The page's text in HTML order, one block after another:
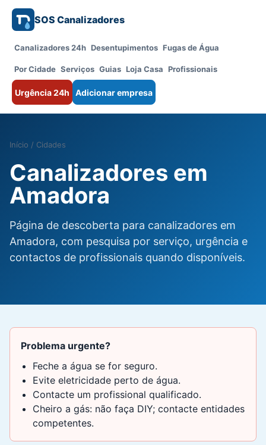
SOS Canalizadores
Canalizadores 24h Desentupimentos Fugas de Água
Por Cidade Serviços Guias Loja Casa Profissionais
Urgência 24h Adicionar empresa
Início / Cidades
Canalizadores em
Amadora
Página de descoberta para canalizadores em
Amadora, com pesquisa por serviço, urgência e
contactos de profissionais quando disponíveis.
Problema urgente?
Feche a água se for seguro.
Evite eletricidade perto de água.
Contacte um profissional qualificado.
Cheiro a gás: não faça DIY; contacte entidades
competentes.